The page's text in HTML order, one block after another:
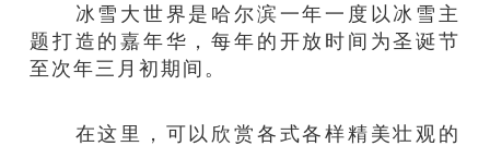
冰雪大世界是哈尔滨一年一度以冰雪主
题打造的嘉年华，每年的开放时间为圣诞节
至次年三月初期间。
在这里，可以欣赏各式各样精美壮观的